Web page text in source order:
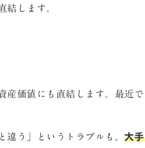
結します。
産価値にも直結します。最近
違う」というトラブルも。大